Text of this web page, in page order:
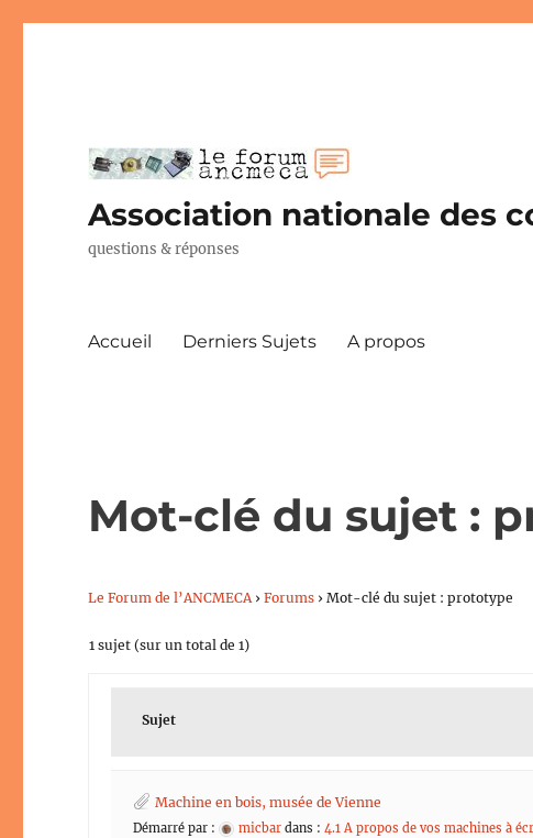
Association nationale des
questions & réponses
Accueil Derniers Sujets A propos
Mot-clé du sujet :
Le Forum de l’ANCMECA › Forums › Mot-clé du sujet : prototype
1 sujet (sur un total de 1)
Sujet
Machine en bois, musée de Vienne
Démarré par : micbar dans :4.1 A propos de vos machines à